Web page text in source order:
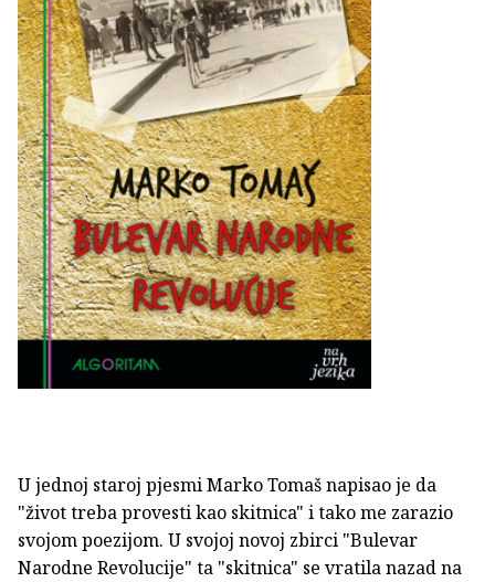
U jednoj staroj pjesmi Marko Tomaš napisao je da
"život treba provesti kao skitnica" i tako me zarazio
svojom poezijom. U svojoj novoj zbirci "Bulevar
Narodne Revolucije" ta "skitnica" se vratila nazad na